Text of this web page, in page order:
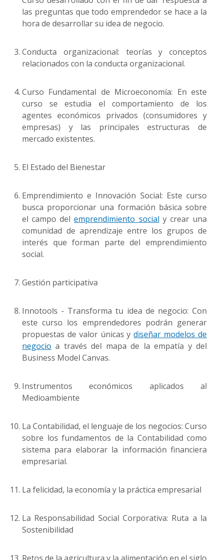
las preguntas que todo emprendedor se hace a la
hora de desarrollar su idea de negocio.
Conducta organizacional: teorías y conceptos
relacionados con la conducta organizacional.
Curso Fundamental de Microeconomía: En este
curso se estudia el comportamiento de los
agentes económicos privados (consumidores y
empresas) y las principales estructuras de
mercado existentes.
El Estado del Bienestar
Emprendimiento e Innovación Social: Este curso
busca proporcionar una formación básica sobre
el campo delemprendimiento social y crear una
comunidad de aprendizaje entre los grupos de
interés que forman parte del emprendimiento
social.
Gestión participativa
Innotools - Transforma tu idea de negocio: Con
este curso los emprendedores podrán generar
propuestas de valor únicas ydiseñar modelos de
negocio a través del mapa de la empatía y del
Business Model Canvas.
Instrumentos económicos aplicados al
Medioambiente
La Contabilidad, el lenguaje de los negocios: Curso
sobre los fundamentos de la Contabilidad como
sistema para elaborar la información financiera
empresarial.
La felicidad, la economía y la práctica empresarial
La Responsabilidad Social Corporativa: Ruta a la
Sostenibilidad